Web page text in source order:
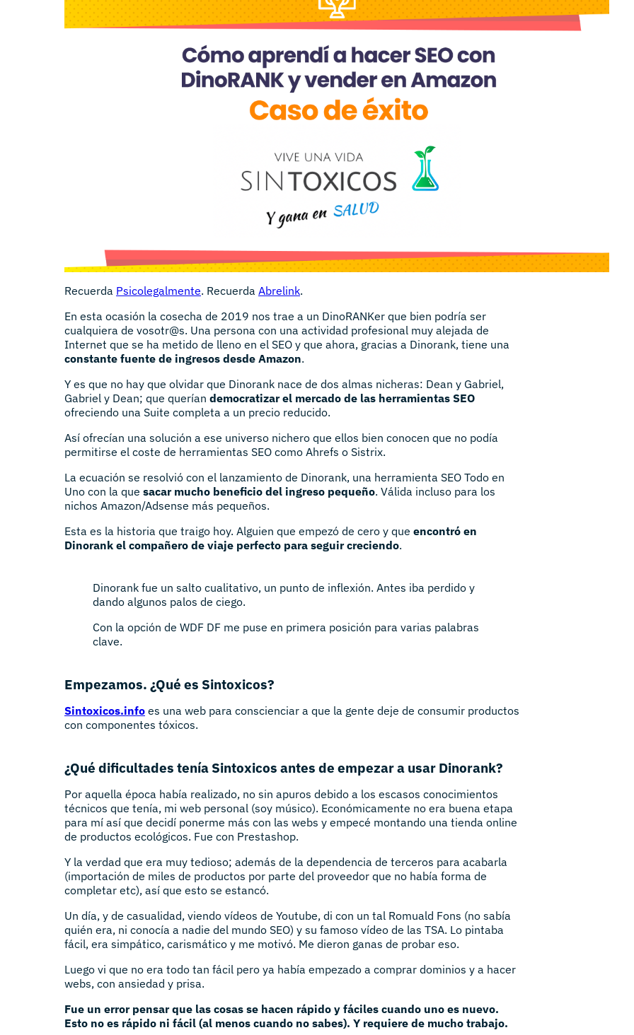
Recuerda Psicolegalmente. Recuerda Abrelink.
En esta ocasión la cosecha de 2019 nos trae a un DinoRANKer que bien podría ser
cualquiera de vosotr@s. Una persona con una actividad profesional muy alejada de
Internet que se ha metido de lleno en el SEO y que ahora, gracias a Dinorank, tiene una
constante fuente de ingresos desde Amazon.
Y es que no hay que olvidar que Dinorank nace de dos almas nicheras: Dean y Gabriel,
Gabriel y Dean; que querían democratizar el mercado de las herramientas SEO
ofreciendo una Suite completa a un precio reducido.
Así ofrecían una solución a ese universo nichero que ellos bien conocen que no podía
permitirse el coste de herramientas SEO como Ahrefs o Sistrix.
La ecuación se resolvió con el lanzamiento de Dinorank, una herramienta SEO Todo en
Uno con la que sacar mucho beneficio del ingreso pequeño. Válida incluso para los
nichos Amazon/Adsense más pequeños.
Esta es la historia que traigo hoy. Alguien que empezó de cero y que encontró en
Dinorank el compañero de viaje perfecto para seguir creciendo.
Dinorank fue un salto cualitativo, un punto de inflexión. Antes iba perdido y
dando algunos palos de ciego.
Con la opción de WDF DF me puse en primera posición para varias palabras
clave.
Empezamos. ¿Qué es Sintoxicos?
Sintoxicos.info es una web para conscienciar a que la gente deje de consumir productos
con componentes tóxicos.
¿Qué dificultades tenía Sintoxicos antes de empezar a usar Dinorank?
Por aquella época había realizado, no sin apuros debido a los escasos conocimientos
técnicos que tenía, mi web personal (soy músico). Económicamente no era buena etapa
para mí así que decidí ponerme más con las webs y empecé montando una tienda online
de productos ecológicos. Fue con Prestashop.
Y la verdad que era muy tedioso; además de la dependencia de terceros para acabarla
(importación de miles de productos por parte del proveedor que no había forma de
completar etc), así que esto se estancó.
Un día, y de casualidad, viendo vídeos de Youtube, di con un tal Romuald Fons (no sabía
quién era, ni conocía a nadie del mundo SEO) y su famoso vídeo de las TSA. Lo pintaba
fácil, era simpático, carismático y me motivó. Me dieron ganas de probar eso.
Luego vi que no era todo tan fácil pero ya había empezado a comprar dominios y a hacer
webs, con ansiedad y prisa.
Fue un error pensar que las cosas se hacen rápido y fáciles cuando uno es nuevo.
Esto no es rápido ni fácil (al menos cuando no sabes). Y requiere de mucho trabajo.